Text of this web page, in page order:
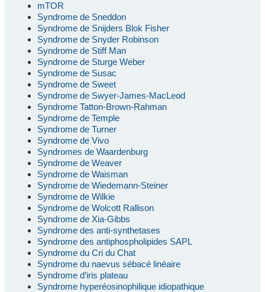
mTOR
Syndrome de Sneddon
Syndrome de Snijders Blok Fisher
Syndrome de Snyder Robinson
Syndrome de Stiff Man
Syndrome de Sturge Weber
Syndrome de Susac
Syndrome de Sweet
Syndrome de Swyer-James-MacLeod
Syndrome Tatton-Brown-Rahman
Syndrome de Temple
Syndrome de Turner
Syndrome de Vivo
Syndromes de Waardenburg
Syndrome de Weaver
Syndrome de Waisman
Syndrome de Wiedemann-Steiner
Syndrome de Wilkie
Syndrome de Wolcott Rallison
Syndrome de Xia-Gibbs
Syndrome des anti-synthetases
Syndrome des antiphospholipides SAPL
Syndrome du Cri du Chat
Syndrome du naevus sébacé linéaire
Syndrome d’iris plateau
Syndrome hyperéosinophilique idiopathique